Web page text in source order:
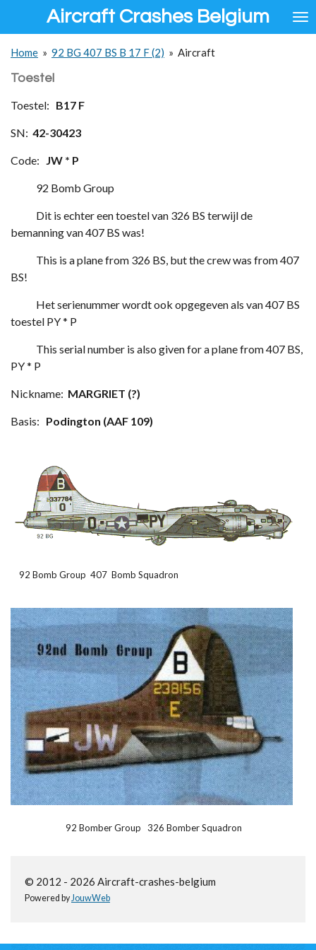
de
hoofdinhoud
Aircraft Crashes Belgium
Home » 92 BG 407 BS B 17 F (2) » Aircraft
Toestel
Toestel: B17 F
SN: 42-30423
Code: JW * P
92 Bomb Group
Dit is echter een toestel van 326 BS terwijl de
bemanning van 407 BS was!
This is a plane from 326 BS, but the crew was from 407
BS!
Het serienummer wordt ook opgegeven als van 407 BS
toestel PY * P
This serial number is also given for a plane from 407 BS,
PY * P
Nickname: MARGRIET (?)
Basis: Podington (AAF 109)
92 Bomb Group 407 Bomb Squadron
92 Bomber Group 326 Bomber Squadron
© 2012 - 2026 Aircraft-crashes-belgium
Powered by JouwWeb